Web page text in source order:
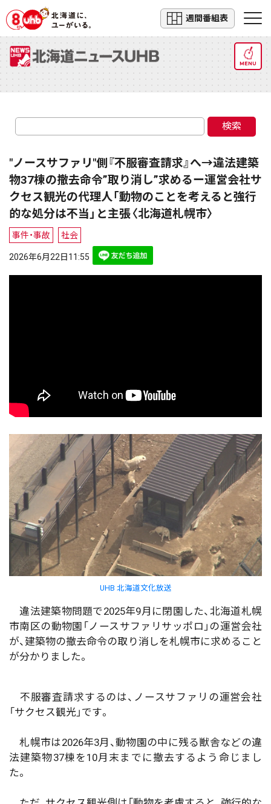
週間番組表
MENU
検索
"ノースサファリ"側『不服審査請求』へ→違法建築
物37棟の撤去命令”取り消し”求めるー運営会社サ
クセス観光の代理人「動物のことを考えると強行
的な処分は不当」と主張〈北海道札幌市〉
事件・事故 社会
2026年6月22日11:55
UHB 北海道文化放送
違法建築物問題で2025年9月に閉園した、北海道札幌
市南区の動物園「ノースサファリサッポロ」の運営会社
が、建築物の撤去命令の取り消しを札幌市に求めること
が分かりました。
不服審査請求するのは、ノースサファリの運営会社
「サクセス観光」です。
札幌市は2026年3月、動物園の中に残る獣舎などの違
法建築物37棟を10月末までに撤去するよう命じまし
た。